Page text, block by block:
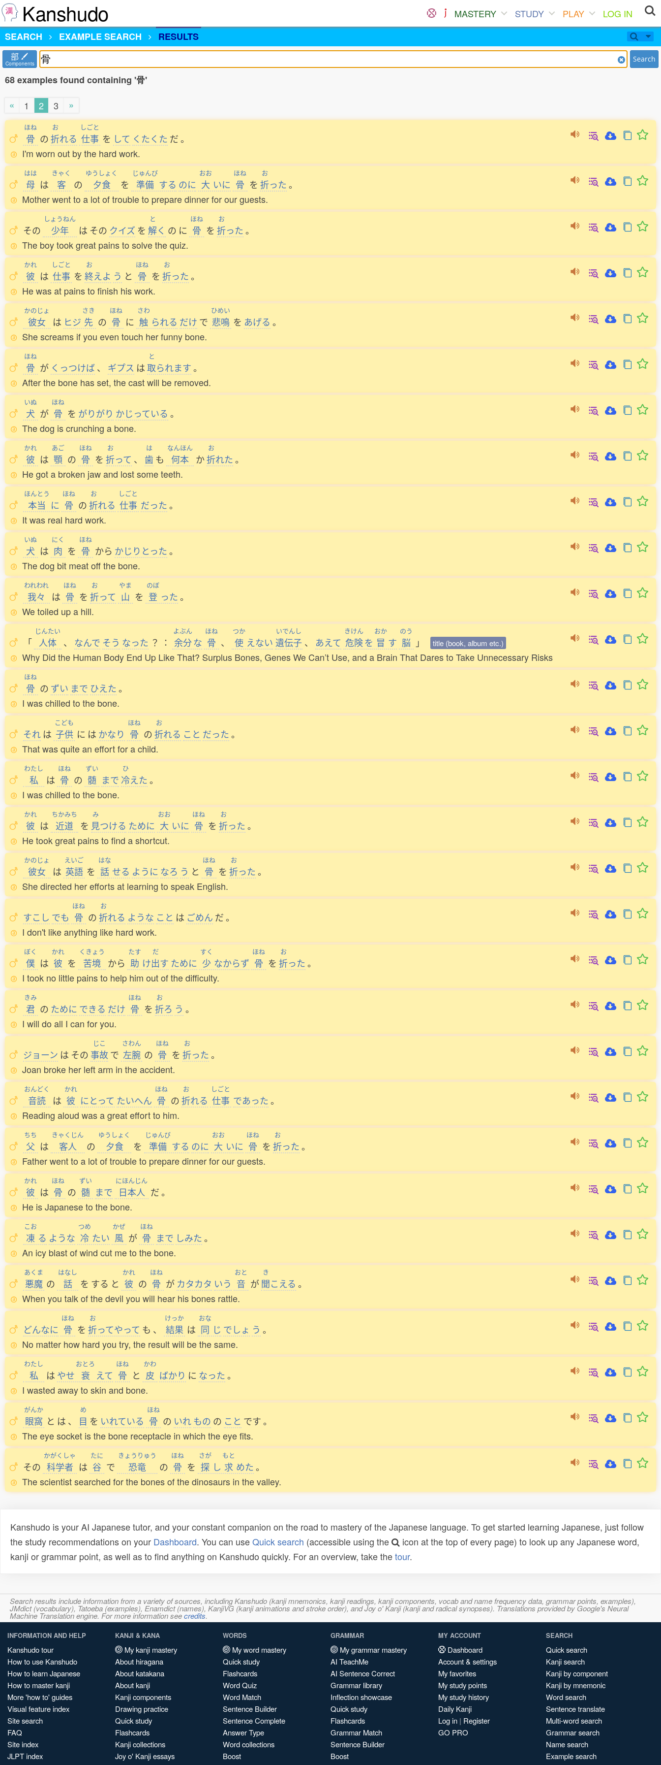
Kanshudo MASTERY STUDY PLAY
LOG IN
SEARCH
EXAMPLE SEARCH RESULTS
部
Components Search
68 examples found containing '骨'
«
1 2 3 »
ほね
骨 の
お
折れる
しごと
仕事 を して くたくた だ。
I'm worn out by the hard work.
はは
母 は
きゃく
客 の
ゆうしょく
夕食 を
じゅんび
準備 する のに
おお
大 いに
ほね
骨 を
お
折った。
Mother went to a lot of trouble to prepare dinner for our guests.
その
しょうねん
少年 は その クイズ を
と
解く の に
ほね
骨 を
お
折った。
The boy took great pains to solve the quiz.
かれ
彼 は
しごと
仕事 を
お
終えよ う と
ほね
骨 を
お
折った。
He was at pains to finish his work.
かのじょ
彼女 は ヒジ
さき
先 の
ほね
骨 に
さわ
触 られる だけ で
ひめい
悲鳴 を あげる 。
She screams if you even touch her funny bone.
ほね
骨 が くっつけば、 ギプス は
と
取られます。
After the bone has set, the cast will be removed.
いぬ
犬 が
ほね
骨 を がりがり かじっている 。
The dog is crunching a bone.
かれ
彼 は
あご
顎 の
ほね
骨 を
お
折って 、
は
歯 も
なんほん
何本 か
お
折れた。
He got a broken jaw and lost some teeth.
ほんとう
本当 に
ほね
骨 の
お
折れる
しごと
仕事 だった。
It was real hard work.
いぬ
犬 は
にく
肉 を
ほね
骨 から かじりとった。
The dog bit meat off the bone.
われわれ
我々 は
ほね
骨 を
お
折って
やま
山 を
のぼ
登 った。
We toiled up a hill.
「
じんたい
人体 、 なんで そう なった ？ ：
よぶん
余分な
ほね
骨 、
つか
使 えない
いでんし
遺伝子 、 あえて
きけん
危険 を
おか
冒 す
のう
脳 」 title (book, album etc.)
Why Did the Human Body End Up Like That? Surplus Bones, Genes We Can’t Use, and a Brain That Dares to Take Unnecessary Risks
ほね
骨 の ずい まで ひえた。
I was chilled to the bone.
それ は
こども
子供 に は かなり
ほね
骨 の
お
折れる こと だった。
That was quite an effort for a child.
わたし
私 は
ほね
骨 の
ずい
髄 まで
ひ
冷えた。
I was chilled to the bone.
かれ
彼 は
ちかみち
近道 を
み
見つける ために
おお
大 いに
ほね
骨 を
お
折った。
He took great pains to find a shortcut.
かのじょ
彼女 は
えいご
英語 を
はな
話 せる ように なろ う と
ほね
骨 を
お
折った。
She directed her efforts at learning to speak English.
すこし でも
ほね
骨 の
お
折れる ような こと は ごめん だ。
I don't like anything like hard work.
ぼく
僕 は
かれ
彼 を
くきょう
苦境 から
たす
助 け
だ
出す ために
すく
少 なからず
ほね
骨 を
お
折った。
I took no little pains to help him out of the difficulty.
きみ
君 の ために できる だけ
ほね
骨 を
お
折ろ う 。
I will do all I can for you.
ジョーン は その
じこ
事故で
さわん
左腕 の
ほね
骨 を
お
折った。
Joan broke her left arm in the accident.
おんどく
音読 は
かれ
彼 にとって たいへん
ほね
骨 の
お
折れる
しごと
仕事 であった。
Reading aloud was a great effort to him.
ちち
父 は
きゃくじん
客人 の
ゆうしょく
夕食 を
じゅんび
準備 する のに
おお
大 いに
ほね
骨 を
お
折った。
Father went to a lot of trouble to prepare dinner for our guests.
かれ
彼 は
ほね
骨 の
ずい
髄 まで
にほんじん
日本人 だ。
He is Japanese to the bone.
こお
凍 る ような
つめ
冷 たい
かぜ
風 が
ほね
骨 まで しみた。
An icy blast of wind cut me to the bone.
あくま
悪魔 の
はなし
話 を する と
かれ
彼 の
ほね
骨 が カタカタ いう
おと
音 が
き
聞こえる 。
When you talk of the devil you will hear his bones rattle.
どんなに
ほね
骨 を
お
折ってやって も 、
けっか
結果 は
おな
同 じ でしょ う 。
No matter how hard you try, the result will be the same.
わたし
私 は やせ
おとろ
衰 えて
ほね
骨 と
かわ
皮 ばかり に なった。
I wasted away to skin and bone.
がんか
眼窩 と は 、
め
目 を いれている
ほね
骨 の いれもの の こと です。
The eye socket is the bone receptacle in which the eye fits.
その
かがくしゃ
科学者 は
たに
谷 で
きょうりゅう
恐竜 の
ほね
骨 を
さが
探 し
もと
求 めた。
The scientist searched for the bones of the dinosaurs in the valley.
Kanshudo is your AI Japanese tutor, and your constant companion on the road to mastery of the Japanese language. To get started learning Japanese, just follow
the study recommendations on your Dashboard. You can useQuick search (accessible using the
icon at the top of every page) to look up any Japanese word,
kanji or grammar point, as well as to find anything on Kanshudo quickly. For an overview, take thetour.
Search results include information from a variety of sources, including Kanshudo (kanji mnemonics, kanji readings, kanji components, vocab and name frequency data, grammar points, examples),
JMdict (vocabulary), Tatoeba (examples), Enamdict (names), KanjiVG (kanji animations and stroke order), and Joy o' Kanji (kanji and radical synopses). Translations provided by Google's Neural
Machine Translation engine. For more information seecredits.
INFORMATION AND HELP
Kanshudo tour
How to use Kanshudo
How to learn Japanese
How to master kanji
More 'how to' guides
Visual feature index
Site search
FAQ
Site index
JLPT index
KANJI & KANA
My kanji mastery
About hiragana
About katakana
About kanji
Kanji components
Drawing practice
Quick study
Flashcards
Kanji collections
Joy o' Kanji essays
WORDS
My word mastery
Quick study
Flashcards
Word Quiz
Word Match
Sentence Builder
Sentence Complete
Answer Type
Word collections
Boost
GRAMMAR
My grammar mastery
AI TeachMe
AI Sentence Correct
Grammar library
Inflection showcase
Quick study
Flashcards
Grammar Match
Sentence Builder
Boost
MY ACCOUNT
Dashboard
Account & settings
My favorites
My study points
My study history
Daily Kanji
Log in | Register
GO PRO
SEARCH
Quick search
Kanji search
Kanji by component
Kanji by mnemonic
Word search
Sentence translate
Multi-word search
Grammar search
Name search
Example search